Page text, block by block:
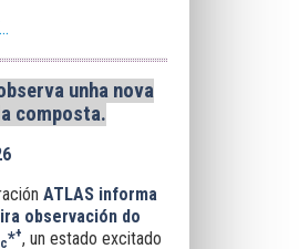
unha nova
composta.
ATLAS informa
observación do
c*+, un estado excitado